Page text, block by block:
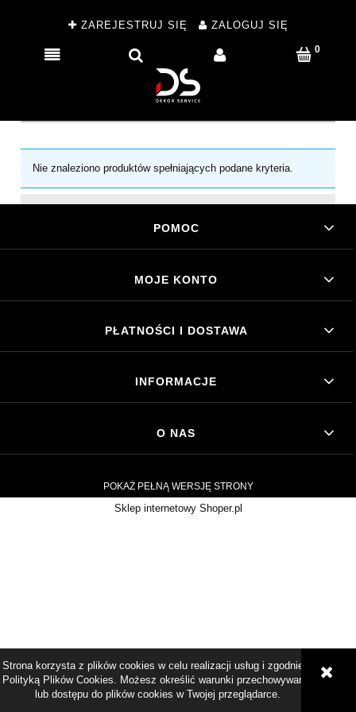
Strona korzysta z plików cookies w celu realizacji usług i zgodnie z
Polityką Plików Cookies. Możesz określić warunki przechowywania
lub dostępu do plików cookies w Twojej przeglądarce.
ZAREJESTRUJ SIĘ ZALOGUJ SIĘ
Nie znaleziono produktów spełniających podane kryteria.
POMOC
MOJE KONTO
PŁATNOŚCI I DOSTAWA
INFORMACJE
O NAS
POKAŻ PEŁNĄ WERSJĘ STRONY
Sklep internetowy Shoper.pl